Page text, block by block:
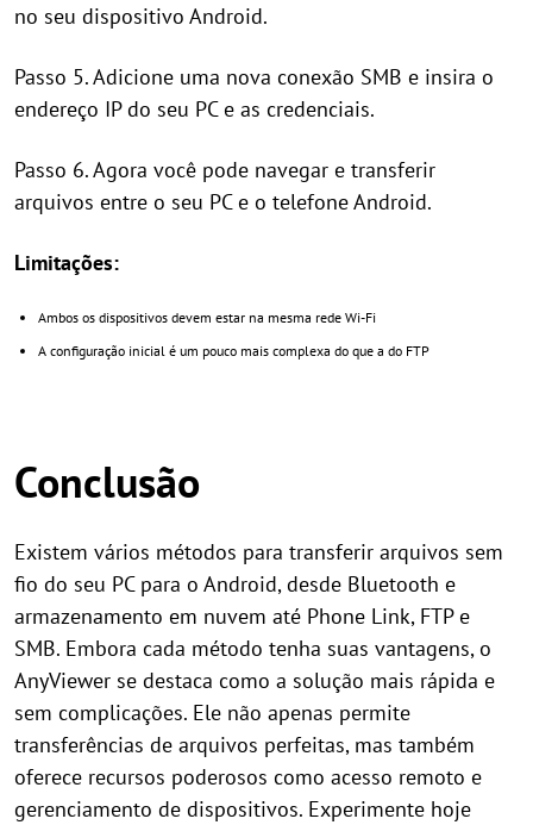
no seu dispositivo Android.
Passo 5. Adicione uma nova conexão SMB e insira o
endereço IP do seu PC e as credenciais.
Passo 6. Agora você pode navegar e transferir
arquivos entre o seu PC e o telefone Android.
Limitações:
Ambos os dispositivos devem estar na mesma rede Wi-Fi
A configuração inicial é um pouco mais complexa do que a do FTP
Conclusão
Existem vários métodos para transferir arquivos sem
fio do seu PC para o Android, desde Bluetooth e
armazenamento em nuvem até Phone Link, FTP e
SMB. Embora cada método tenha suas vantagens, o
AnyViewer se destaca como a solução mais rápida e
sem complicações. Ele não apenas permite
transferências de arquivos perfeitas, mas também
oferece recursos poderosos como acesso remoto e
gerenciamento de dispositivos. Experimente hoje